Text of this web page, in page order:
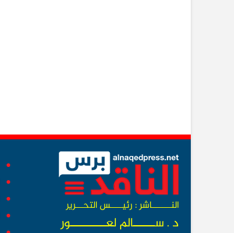
النــــــــاشر : رئيـــــس التحـــرير
د . ســــــالم لعــــــــــور